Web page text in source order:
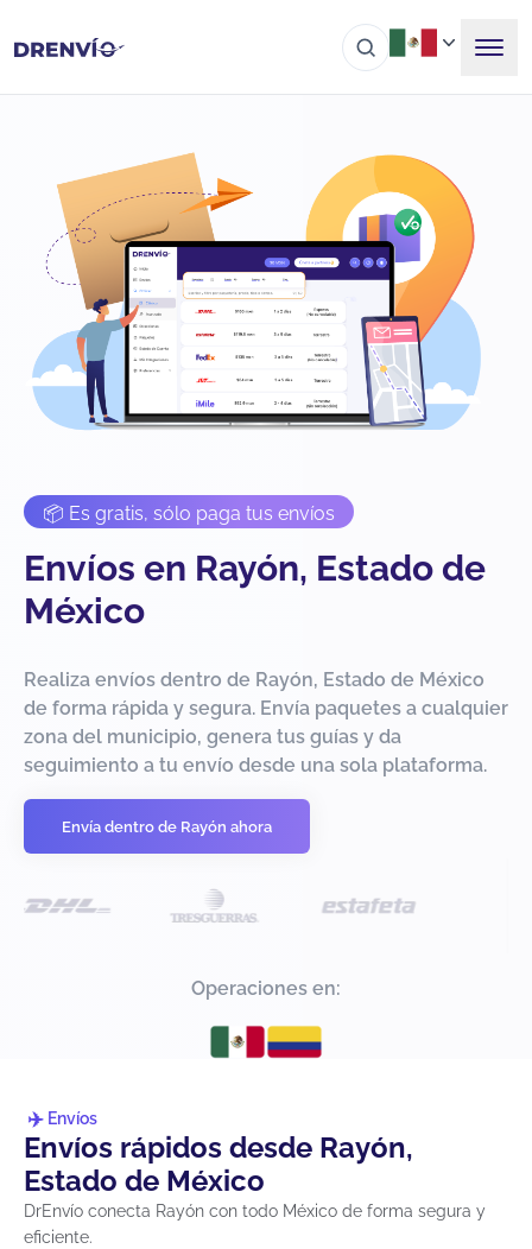
📦 Es gratis, sólo paga tus envíos
Envíos en Rayón, Estado de
México
Realiza envíos dentro de Rayón, Estado de México
de forma rápida y segura. Envía paquetes a cualquier
zona del municipio, genera tus guías y da
seguimiento a tu envío desde una sola plataforma.
Envía dentro de Rayón ahora
Operaciones en:
Envíos
Envíos rápidos desde Rayón,
Estado de México
DrEnvío conecta Rayón con todo México de forma segura y
eficiente.